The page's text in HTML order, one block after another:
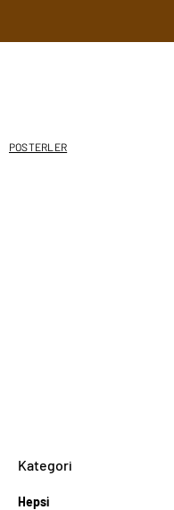
POSTERLER
Kategori
Hepsi